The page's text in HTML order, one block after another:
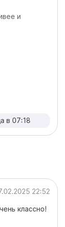
и
в 07:18
22:52
классно!